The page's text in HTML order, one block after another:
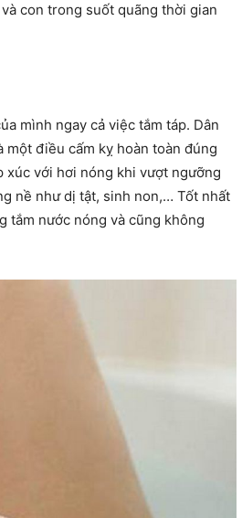
đầu
con trong suốt quãng thời gian
mình ngay cả việc tắm táp. Dân
một điều cấm kỵ hoàn toàn đúng
xúc với hơi nóng khi vượt ngưỡng
nề như dị tật, sinh non,… Tốt nhất
tắm nước nóng và cũng không